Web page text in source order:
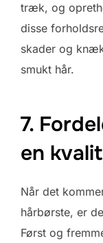
træk, og
disse
skader og
smukt hår.
7.
en
Når det
hårbørste, er
Først og